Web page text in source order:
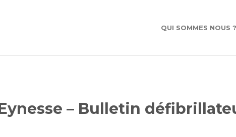
QUI SOMMES NOUS ?
– Bulletin